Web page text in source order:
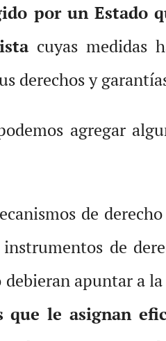
por un Estado
cuyas medidas
derechos y
agregar
de
de
apuntar a
que le asignan